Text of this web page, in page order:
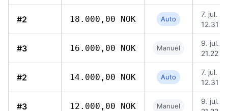
#2 18.000,00 NOK Auto
7. jul.
12.31
#3 16.000,00 NOK Manuel
9. jul.
21.22
#2 14.000,00 NOK Auto
7. jul.
12.31
#3 12.000,00 NOK Manuel
9. jul.